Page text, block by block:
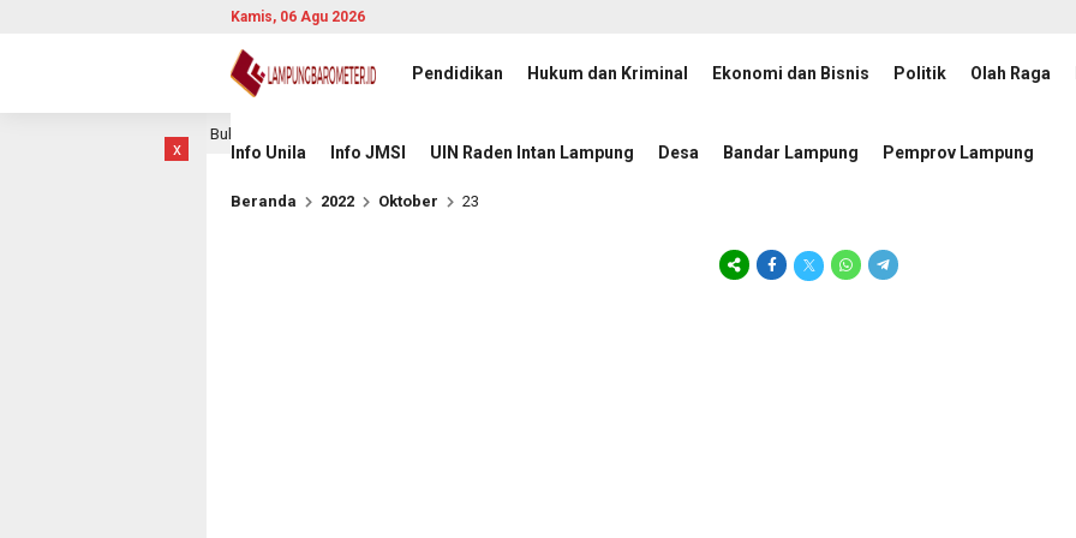
Kamis, 06 Agu 2026
Pendidikan Hukum dan Kriminal Ekonomi dan Bisnis Politik Olah Raga
Info Unila Info JMSI UIN Raden Intan Lampung Desa Bandar Lampung Pemprov Lampung
x
Provinsi Lampung Buka Babak Baru
Beranda 2022 Oktober 23